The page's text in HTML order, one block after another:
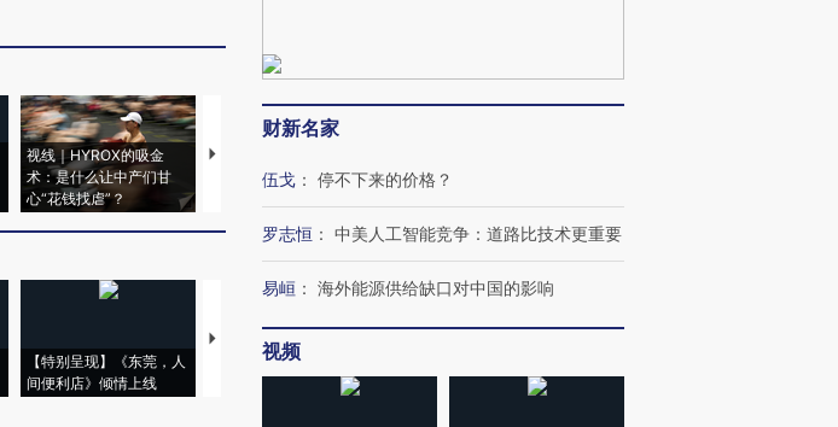
视线｜HYROX的吸金
术：是什么让中产们甘
心“花钱找虐”？
马航飞行员跨国走私7万
粒摇头丸 尿检体内含3种
度Z世代 用街头抗争将教
【特别呈现】《东莞，人
间便利店》倾情上线
【推广】走进第四届链博
会，让数智科技“链”接产
有意思的生活方式·第三对
财新名家
伍戈 ： 停不下来的价格？
罗志恒 ： 中美人工智能竞争：道路比技术更重要
易峘 ： 海外能源供给缺口对中国的影响
视频